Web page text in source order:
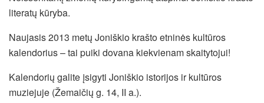
literatų kūryba.
Naujasis 2013 metų Joniškio krašto etninės kultūros
kalendorius – tai puiki dovana kiekvienam skaitytojui!
Kalendorių galite įsigyti Joniškio istorijos ir kultūros
muziejuje (Žemaičių g. 14, II a.).